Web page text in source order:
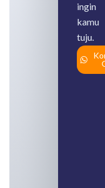
ingin
kamu
tuju.